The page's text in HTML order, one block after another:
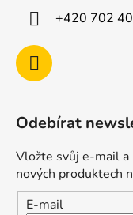
+420 702
Odebírat
Vložte svůj e-mail a
nových produktech
E-mail